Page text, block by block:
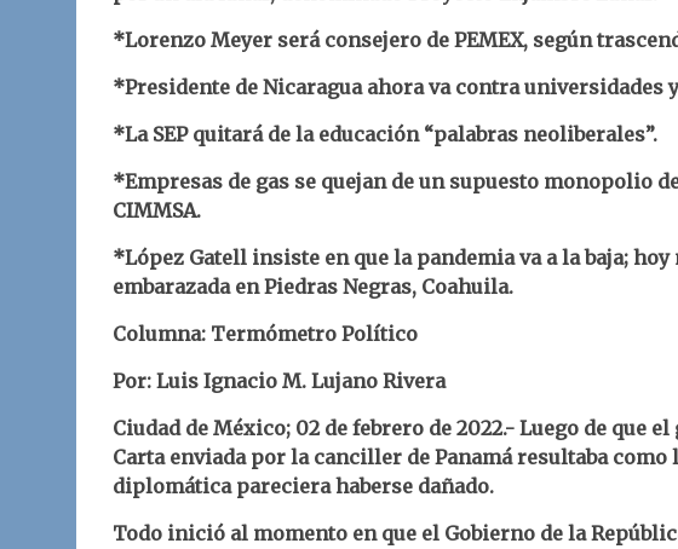
*Lorenzo Meyer será consejero de PEMEX, según
*Presidente de Nicaragua ahora va contra universidades
*La SEP quitará de la educación “palabras neoliberales”.
*Empresas de gas se quejan de un supuesto monopolio
CIMMSA.
*López Gatell insiste en que la pandemia va a la baja;
embarazada en Piedras Negras, Coahuila.
Columna: Termómetro Político
Por: Luis Ignacio M. Lujano Rivera
Ciudad de México; 02 de febrero de 2022.- Luego de que
Carta enviada por la canciller de Panamá resultaba
diplomática pareciera haberse dañado.
Todo inició al momento en que el Gobierno de la